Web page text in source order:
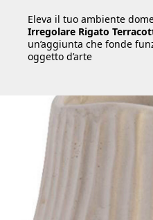
Eleva il tuo ambiente
Irregolare Rigato
un’aggiunta che fonde
oggetto d’arte